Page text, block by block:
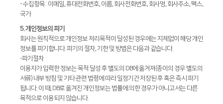
- 수집항목 : 이메일, 휴대전화번호, 이름, 회사전화번호, 회사명, 회사주소, 팩스,
국가
5. 개인정보의 파기
회사는 원칙적으로 개인정보 처리목적이 달성된 경우에는 지체없이 해당 개인
정보를 파기합니다. 파기의 절차, 기한 및 방법은 다음과 같습니다.
-파기절차
이용자가 입력한 정보는 목적 달성 후 별도의 DB에 옮겨져(종이의 경우 별도의
서류) 내부 방침 및 기타 관련 법령에 따라 일정기간 저장된 후 혹은 즉시 파기
됩니다. 이 때, DB로 옮겨진 개인정보는 법률에 의한 경우가 아니고서는 다른
목적으로 이용되지 않습니다.